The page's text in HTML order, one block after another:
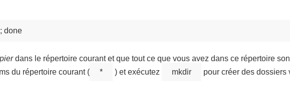
dans le répertoire courant et que tout ce que vous avez dans ce répertoire
du répertoire courant (
* ) et exécutez mkdir
pour créer des dossiers